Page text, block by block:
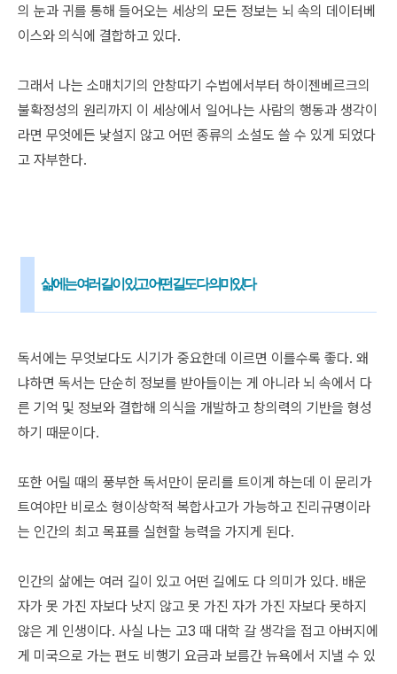
의 눈과 귀를 통해 들어오는 세상의 모든 정보는 뇌 속의 데이터베
이스와 의식에 결합하고 있다.
그래서 나는 소매치기의 안창따기 수법에서부터 하이젠베르크의
불확정성의 원리까지 이 세상에서 일어나는 사람의 행동과 생각이
라면 무엇에든 낯설지 않고 어떤 종류의 소설도 쓸 수 있게 되었다
고 자부한다.
삶에는 여러 길이 있고 어떤 길도 다 의미있다
독서에는 무엇보다도 시기가 중요한데 이르면 이를수록 좋다. 왜
냐하면 독서는 단순히 정보를 받아들이는 게 아니라 뇌 속에서 다
른 기억 및 정보와 결합해 의식을 개발하고 창의력의 기반을 형성
하기 때문이다.
또한 어릴 때의 풍부한 독서만이 문리를 트이게 하는데 이 문리가
트여야만 비로소 형이상학적 복합사고가 가능하고 진리규명이라
는 인간의 최고 목표를 실현할 능력을 가지게 된다.
인간의 삶에는 여러 길이 있고 어떤 길에도 다 의미가 있다. 배운
자가 못 가진 자보다 낫지 않고 못 가진 자가 가진 자보다 못하지
않은 게 인생이다. 사실 나는 고3 때 대학 갈 생각을 접고 아버지에
게 미국으로 가는 편도 비행기 요금과 보름간 뉴욕에서 지낼 수 있